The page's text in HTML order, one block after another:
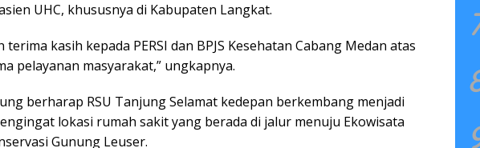
UHC, khususnya di Kabupaten Langkat.
terima kasih kepada PERSI dan BPJS Kesehatan Cabang Medan atas
pelayanan masyarakat,” ungkapnya.
berharap RSU Tanjung Selamat kedepan berkembang menjadi
lokasi rumah sakit yang berada di jalur menuju Ekowisata
Gunung Leuser.